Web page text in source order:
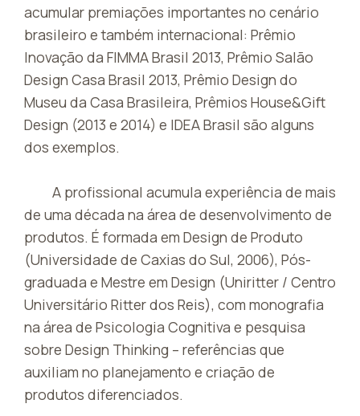
acumular premiações importantes no cenário
brasileiro e também internacional: Prêmio
Inovação da FIMMA Brasil 2013, Prêmio Salão
Design Casa Brasil 2013, Prêmio Design do
Museu da Casa Brasileira, Prêmios House&Gift
Design (2013 e 2014) e IDEA Brasil são alguns
dos exemplos.
A profissional acumula experiência de mais
de uma década na área de desenvolvimento de
produtos. É formada em Design de Produto
(Universidade de Caxias do Sul, 2006), Pós-
graduada e Mestre em Design (Uniritter / Centro
Universitário Ritter dos Reis), com monografia
na área de Psicologia Cognitiva e pesquisa
sobre Design Thinking – referências que
auxiliam no planejamento e criação de
produtos diferenciados.